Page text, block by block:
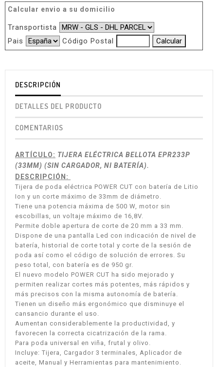
Calcular envio a su domicilio
Transportista
Pais
Código Postal
DESCRIPCIÓN
DETALLES DEL PRODUCTO
COMENTARIOS
ARTÍCULO: TIJERA ELÉCTRICA BELLOTA EPR233P
(33MM) (SIN CARGADOR, NI BATERÍA).
DESCRIPCIÓN:
Tijera de poda eléctrica POWER CUT con batería de Litio
Ion y un corte máximo de 33mm de diámetro.
Tiene una potencia máxima de 500 W, motor sin
escobillas, un voltaje máximo de 16,8V.
Permite doble apertura de corte de 20 mm a 33 mm.
Dispone de una pantalla Led con indicación de nivel de
batería, historial de corte total y corte de la sesión de
poda así como el código de solución de errores. Su
peso total, con batería es de 950 gr.
El nuevo modelo POWER CUT ha sido mejorado y
permiten realizar cortes más potentes, más rápidos y
más precisos con la misma autonomía de batería.
Tienen un diseño más ergonómico que disminuye el
cansancio durante el uso.
Aumentan considerablemente la productividad, y
favorecen la correcta cicatrización de la rama.
Para poda universal en viña, frutal y olivo.
Incluye: Tijera, Cargador 3 terminales, Aplicador de
aceite, Manual y Herramientas para mantenimiento.